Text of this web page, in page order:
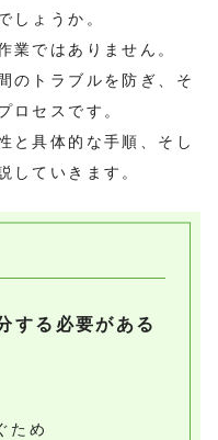
しょうか。
業ではありません。
のトラブルを防ぎ、そ
ロセスです。
と具体的な手順、そし
していきます。
する必要がある
ため